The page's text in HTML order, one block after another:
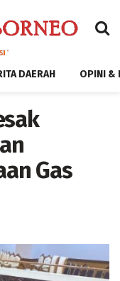
DAERAH OPINI &
Gas